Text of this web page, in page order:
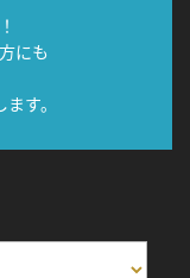
にも
す。